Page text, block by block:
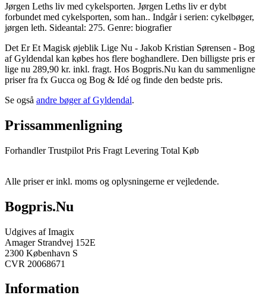
Jørgen Leths liv med cykelsporten. Jørgen Leths liv er dybt
forbundet med cykelsporten, som han.. Indgår i serien: cykelbøger,
jørgen leth. Sideantal: 275. Genre: biografier
Det Er Et Magisk øjeblik Lige Nu - Jakob Kristian Sørensen - Bog
af Gyldendal kan købes hos flere boghandlere. Den billigste pris er
lige nu 289,90 kr. inkl. fragt. Hos Bogpris.Nu kan du sammenligne
priser fra fx Gucca og Bog & Idé og finde den bedste pris.
Se også andre bøger af Gyldendal.
Prissammenligning
Forhandler Trustpilot Pris Fragt Levering Total Køb
Alle priser er inkl. moms og oplysningerne er vejledende.
Bogpris.Nu
Udgives af Imagix
Amager Strandvej 152E
2300 København S
CVR 20068671
Information